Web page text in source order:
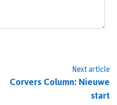
Next article
Corvers Column: Nieuwe
start